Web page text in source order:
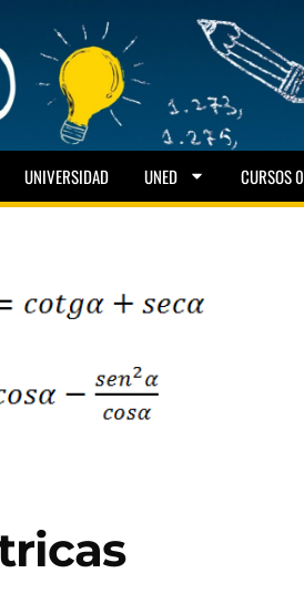
UNIVERSIDAD UNED CURSOS 0